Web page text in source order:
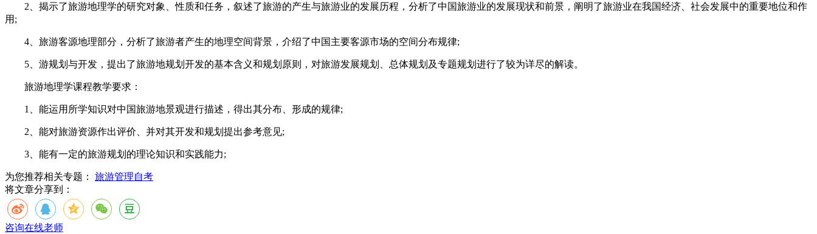
2、揭示了旅游地理学的研究对象、性质和任务，叙述了旅游的产生与旅游业的发展历程，分析了中国旅游业的发展现状和前景，阐明了旅游业在我国经济、社会发展中的重要地位和作
用;
4、旅游客源地理部分，分析了旅游者产生的地理空间背景，介绍了中国主要客源市场的空间分布规律;
5、游规划与开发，提出了旅游地规划开发的基本含义和规划原则，对旅游发展规划、总体规划及专题规划进行了较为详尽的解读。
旅游地理学课程教学要求：
1、能运用所学知识对中国旅游地景观进行描述，得出其分布、形成的规律;
2、能对旅游资源作出评价、并对其开发和规划提出参考意见;
3、能有一定的旅游规划的理论知识和实践能力;
为您推荐相关专题：
旅游管理自考
将文章分享到：
咨询在线老师